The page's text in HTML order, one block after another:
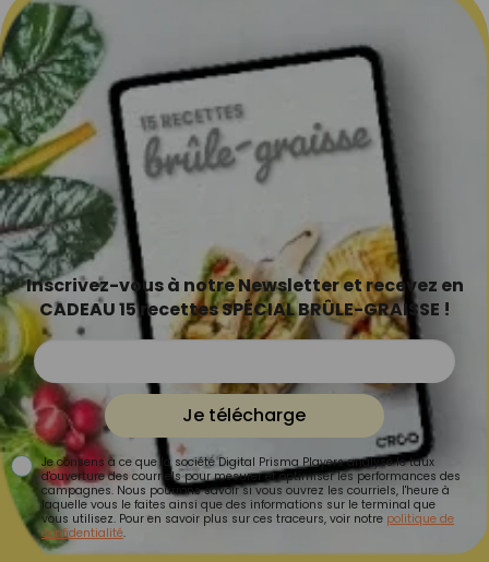
Inscrivez-vous à notre Newsletter et recevez en
CADEAU 15 recettes SPÉCIAL BRÛLE-GRAISSE !
Je télécharge
Je consens à ce que la société Digital Prisma Players analyse le taux
d'ouverture des courriels pour mesurer et optimiser les performances des
campagnes. Nous pourrons savoir si vous ouvrez les courriels, l'heure à
laquelle vous le faites ainsi que des informations sur le terminal que
vous utilisez. Pour en savoir plus sur ces traceurs, voir notre politique de
confidentialité.